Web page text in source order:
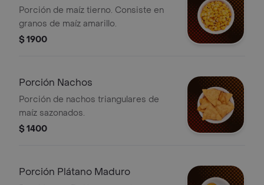
Porción de maíz tierno. Consiste en
granos de maíz amarillo.
$ 1900
Porción Nachos
Porción de nachos triangulares de
maíz sazonados.
$ 1400
Porción Plátano Maduro